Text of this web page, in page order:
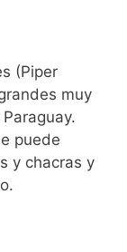
(Piper
muy
puede
y chacras y